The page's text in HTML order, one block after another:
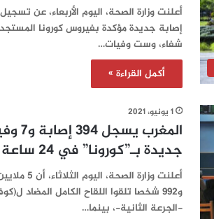
شفاء، وست وفيات…
أكمل القراءة »
1 يونيو، 2021
المغرب
جديدة بـ”كورونا” في 24 ساعة‎‎‎‎‎‎‎‎‎‎
-الجرعة الثانية-، بينما…